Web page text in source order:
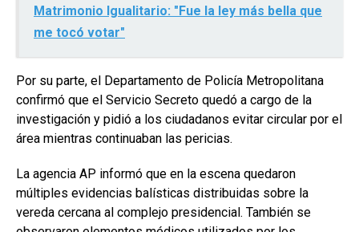
Matrimonio Igualitario: "Fue la ley más bella que
me tocó votar"
Por su parte, el Departamento de Policía Metropolitana
confirmó que el Servicio Secreto quedó a cargo de la
investigación y pidió a los ciudadanos evitar circular por el
área mientras continuaban las pericias.
La agencia AP informó que en la escena quedaron
múltiples evidencias balísticas distribuidas sobre la
vereda cercana al complejo presidencial. También se